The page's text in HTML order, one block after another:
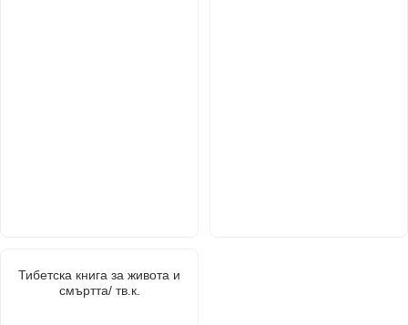
Тибетска книга за живота и
смъртта/ тв.к.